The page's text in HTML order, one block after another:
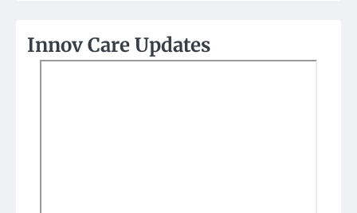
Innov Care Updates